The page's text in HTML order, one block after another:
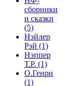
сборники
и сказки
(5)
Нэйлер
Рэй (1)
Нэппер
Т.Р. (1)
О.Генри
(1)